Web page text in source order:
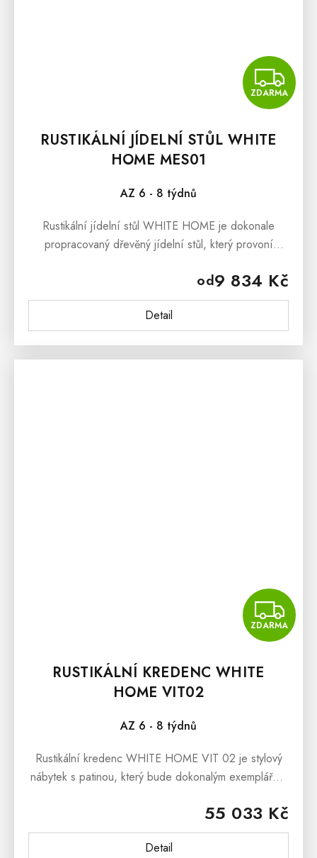
ZDARMA
RUSTIKÁLNÍ JÍDELNÍ STŮL WHITE
HOME MES01
AZ 6 - 8 týdnů
od9 834 Kč
Detail
Rustikální jídelní stůl WHITE HOME je dokonale
propracovaný dřevěný jídelní stůl, který provoní
borovicového dřeva.Voskovaný...
ZDARMA
RUSTIKÁLNÍ KREDENC WHITE
HOME VIT02
AZ 6 - 8 týdnů
55 033 Kč
Detail
Rustikální kredenc WHITE HOME VIT 02 je stylový
nábytek s patinou, který bude dokonalým exemplářem
HOME VIT 02 je vyroben z...